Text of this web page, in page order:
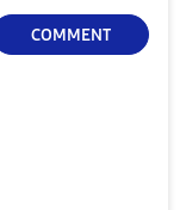
COMMENT